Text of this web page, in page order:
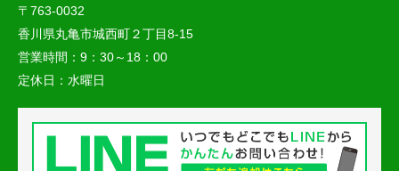
〒763-0032
香川県丸亀市城西町２丁目8-15
営業時間： 9：30～18：00
定休日： 水曜日